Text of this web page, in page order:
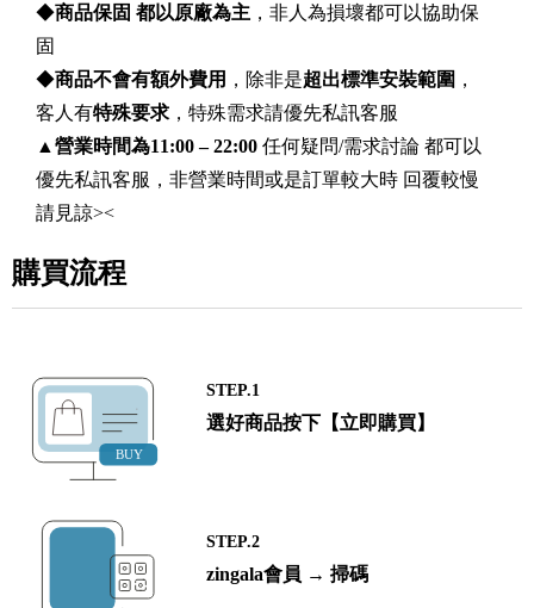
◆商品保固 都以原廠為主 ，非人為損壞都可以協助保
固
◆商品不會有額外費用 ，除非是超出標準安裝範圍 ，
客人有特殊要求 ，特殊需求請優先私訊客服
▲ 營業時間為11:00 – 22:00 任何疑問/需求討論 都可以
優先私訊客服，非營業時間或是訂單較大時 回覆較慢
請見諒><
購買流程
STEP.1
選好商品按下【立即購買】
STEP.2
zingala會員 → 掃碼